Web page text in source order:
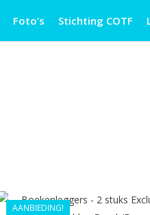
Foto’s Stichting COTF
AANBIEDING!